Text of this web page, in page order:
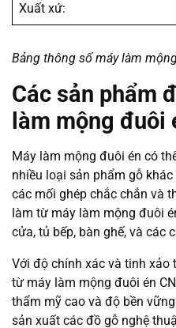
Xuất xứ:
Bảng thông số máy làm
Các sản phẩm
làm mộng đuôi
Máy làm mộng đuôi én có
nhiều loại sản phẩm gỗ
các mối ghép chắc chắn và
làm từ máy làm mộng đuôi
cửa, tủ bếp, bàn ghế, và các
Với độ chính xác và tinh xảo
từ máy làm mộng đuôi én
thẩm mỹ cao và độ bền
sản xuất các đồ gỗ nghệ